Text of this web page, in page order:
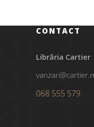
CONTACT
Librăria Cartier
068 555 579